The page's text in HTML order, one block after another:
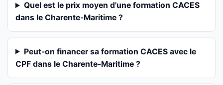
Quel est le prix moyen d'une formation CACES
dans le Charente-Maritime ?
Peut-on financer sa formation CACES avec le
CPF dans le Charente-Maritime ?